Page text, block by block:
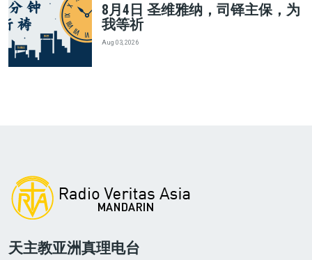
8月4日 圣维雅纳，司铎主保，为
我等祈
Aug 03, 2026
天主教亚洲真理电台